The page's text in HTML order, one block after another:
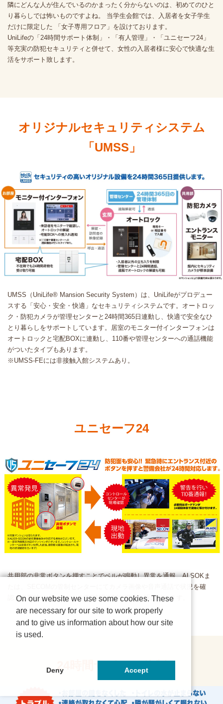
隣にどんな人が住んでいるのかまったく分からないのは、初めてのひと
り暮らしでは怖いものですよね。 当学生会館では、入居者を女子学生
だけに限定した 「女子専用フロア」を設けております。
UniLifeの「24時間サポート体制」・「有人管理」・「ユニセーフ24」
等充実の防犯セキュリティと併せて、女性の入居者様に安心で快適な生
活をサポート致します。
オリジナルセキュリティシステム
「UMSS」
UMSS（UniLife® Mansion Security System）は、UniLifeがプロデュー
スする「安心・安全・快適」なセキュリティシステムです。オートロッ
ク・防犯カメラが管理センターと24時間365日連動し、快適で安全なひ
とり暮らしをサポートしています。居室のモニター付インターフォンは
オートロックと宅配BOXに連動し、110番や管理センターへの通話機能
がついたタイプもあります。
※UMSS-FEには非接触入館システムあり。
ユニセーフ24
共用部の非常ボタンを押すことでベルが鳴動し異常を通報。ALSOKま
たは、SECOMの管制センターにてカメラ画像や音声通話で状況を確
認、必要時はガードマンが24時間体制で現地に駆け付けます。
24時間サポート体制
On our website we use some cookies. These
are necessary for our site to work properly
and to give us information about how our site
is used.
Deny Accept